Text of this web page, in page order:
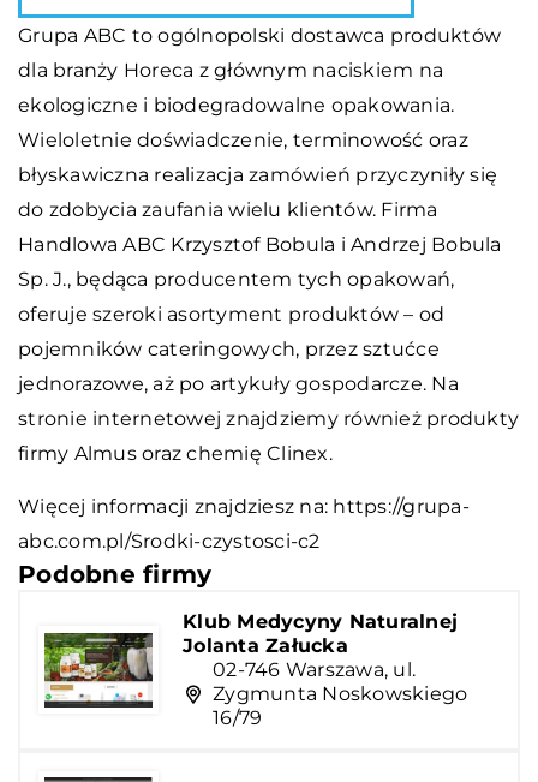
Grupa ABC to ogólnopolski dostawca produktów
dla branży Horeca z głównym naciskiem na
ekologiczne i biodegradowalne opakowania.
Wieloletnie doświadczenie, terminowość oraz
błyskawiczna realizacja zamówień przyczyniły się
do zdobycia zaufania wielu klientów. Firma
Handlowa ABC Krzysztof Bobula i Andrzej Bobula
Sp. J., będąca producentem tych opakowań,
oferuje szeroki asortyment produktów – od
pojemników cateringowych, przez sztućce
jednorazowe, aż po artykuły gospodarcze. Na
stronie internetowej znajdziemy również produkty
firmy Almus oraz chemię Clinex.
Więcej informacji znajdziesz na: https://grupa-
abc.com.pl/Srodki-czystosci-c2
Podobne firmy
Klub Medycyny Naturalnej
Jolanta Załucka
02-746 Warszawa, ul.
Zygmunta Noskowskiego
16/79